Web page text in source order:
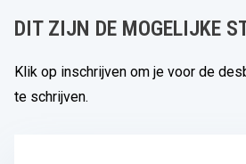
DIT ZIJN DE MOGELIJKE
Klik op inschrijven om je voor de
te schrijven.